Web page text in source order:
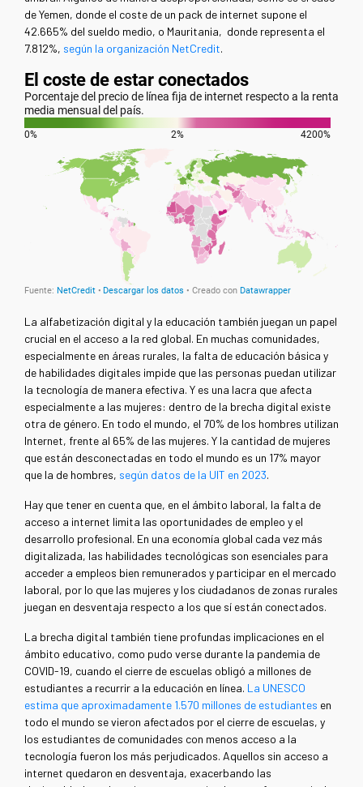
de Yemen, donde el coste de un pack de internet supone el
42.665% del sueldo medio, o Mauritania, donde representa el
7.812%, según la organización NetCredit.
La alfabetización digital y la educación también juegan un papel
crucial en el acceso a la red global. En muchas comunidades,
especialmente en áreas rurales, la falta de educación básica y
de habilidades digitales impide que las personas puedan utilizar
la tecnología de manera efectiva. Y es una lacra que afecta
especialmente a las mujeres: dentro de la brecha digital existe
otra de género. En todo el mundo, el 70% de los hombres utilizan
Internet, frente al 65% de las mujeres. Y la cantidad de mujeres
que están desconectadas en todo el mundo es un 17% mayor
que la de hombres, según datos de la UIT en 2023.
Hay que tener en cuenta que, en el ámbito laboral, la falta de
acceso a internet limita las oportunidades de empleo y el
desarrollo profesional. En una economía global cada vez más
digitalizada, las habilidades tecnológicas son esenciales para
acceder a empleos bien remunerados y participar en el mercado
laboral, por lo que las mujeres y los ciudadanos de zonas rurales
juegan en desventaja respecto a los que sí están conectados.
La brecha digital también tiene profundas implicaciones en el
ámbito educativo, como pudo verse durante la pandemia de
COVID-19, cuando el cierre de escuelas obligó a millones de
estudiantes a recurrir a la educación en línea. La UNESCO
estima que aproximadamente 1.570 millones de estudiantes en
todo el mundo se vieron afectados por el cierre de escuelas, y
los estudiantes de comunidades con menos acceso a la
tecnología fueron los más perjudicados. Aquellos sin acceso a
internet quedaron en desventaja, exacerbando las